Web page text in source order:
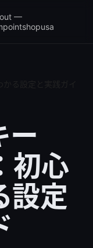
—
ー
初心
設定